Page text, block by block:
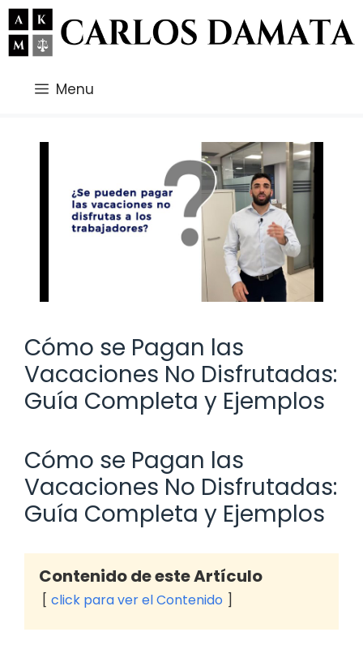
Saltar
al
contenido
Menu
Cómo se Pagan las
Vacaciones No Disfrutadas:
Guía Completa y Ejemplos
Cómo se Pagan las
Vacaciones No Disfrutadas:
Guía Completa y Ejemplos
Contenido de este Artículo
click para ver el Contenido